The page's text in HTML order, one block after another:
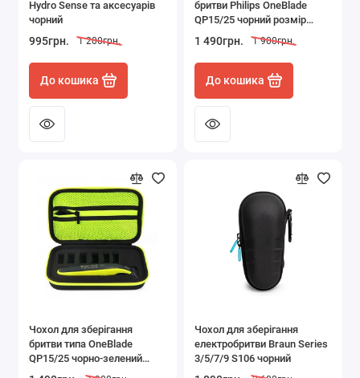
Манікюр і педикюр
Покраска волосся
Показати все
Hydro Sense та аксесуарів
чорний
995грн. 1 200грн.
До кошика
бритви Philips OneBlade
QP15/25 чорний розмір
21*12,5*6,5 см
1 490грн. 1 900грн.
До кошика
Чохол для зберігання
бритви типа OneBlade
QP15/25 чорно-зелений
розмір 21*12.4*6.5 см
Чохол для зберігання
електробритви Braun Series
3/5/7/9 S106 чорний